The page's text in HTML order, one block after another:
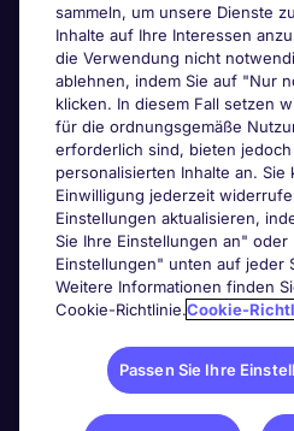
Awards & Zertifizierungen
sammeln, um unsere Dienste
Inhalte auf Ihre Interessen
die Verwendung nicht
ablehnen, indem Sie auf "Nur
klicken. In diesem Fall setzen
für die ordnungsgemäße
erforderlich sind, bieten jedoch
personalisierten Inhalte an. Sie
Einwilligung jederzeit
Einstellungen aktualisieren,
Sie Ihre Einstellungen an"
Einstellungen" unten auf jeder
Weitere Informationen finden
Cookie-Richtlinie.Cookie-
Passen Sie Ihre